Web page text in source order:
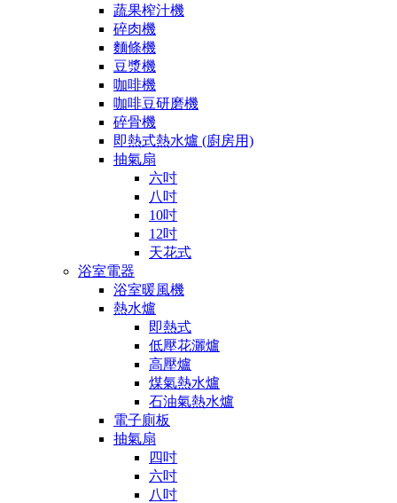
蔬果榨汁機
碎肉機
麵條機
豆漿機
咖啡機
咖啡豆研磨機
碎骨機
即熱式熱水爐 (廚房用)
抽氣扇
六吋
八吋
10吋
12吋
天花式
浴室電器
浴室暖風機
熱水爐
即熱式
低壓花灑爐
高壓爐
煤氣熱水爐
石油氣熱水爐
電子廁板
抽氣扇
四吋
六吋
八吋